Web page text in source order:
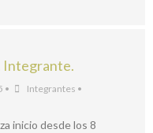
Integrante.
• Integrantes •
inicio desde los 8